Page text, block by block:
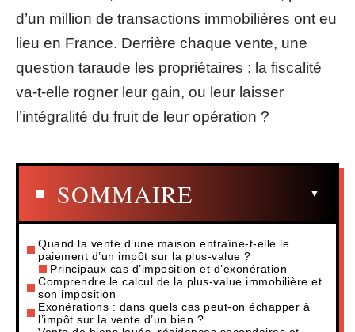
d’un million de transactions immobilières ont eu
lieu en France. Derrière chaque vente, une
question taraude les propriétaires : la fiscalité
va-t-elle rogner leur gain, ou leur laisser
l’intégralité du fruit de leur opération ?
SOMMAIRE
Quand la vente d’une maison entraîne-t-elle le
paiement d’un impôt sur la plus-value ?
Principaux cas d’imposition et d’exonération
Comprendre le calcul de la plus-value immobilière et
son imposition
Exonérations : dans quels cas peut-on échapper à
l’impôt sur la vente d’un bien ?